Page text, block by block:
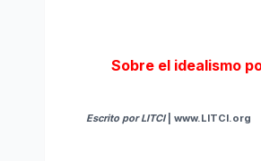
Sobre el idealismo
Escrito por LITCI| www.LITCI.org